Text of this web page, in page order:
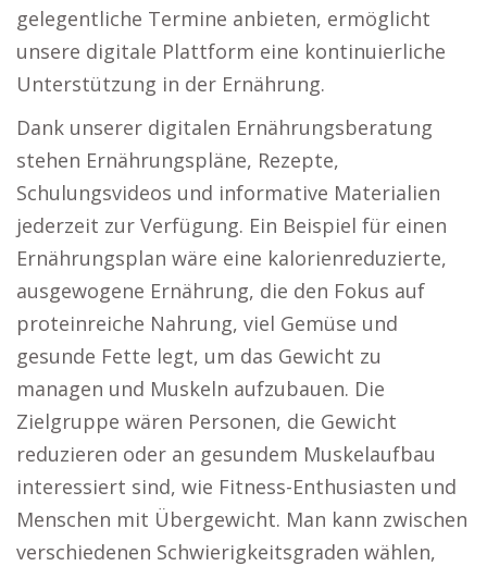
gelegentliche Termine anbieten, ermöglicht
unsere digitale Plattform eine kontinuierliche
Unterstützung in der Ernährung.
Dank unserer digitalen Ernährungsberatung
stehen Ernährungspläne, Rezepte,
Schulungsvideos und informative Materialien
jederzeit zur Verfügung. Ein Beispiel für einen
Ernährungsplan wäre eine kalorienreduzierte,
ausgewogene Ernährung, die den Fokus auf
proteinreiche Nahrung, viel Gemüse und
gesunde Fette legt, um das Gewicht zu
managen und Muskeln aufzubauen. Die
Zielgruppe wären Personen, die Gewicht
reduzieren oder an gesundem Muskelaufbau
interessiert sind, wie Fitness-Enthusiasten und
Menschen mit Übergewicht. Man kann zwischen
verschiedenen Schwierigkeitsgraden wählen,